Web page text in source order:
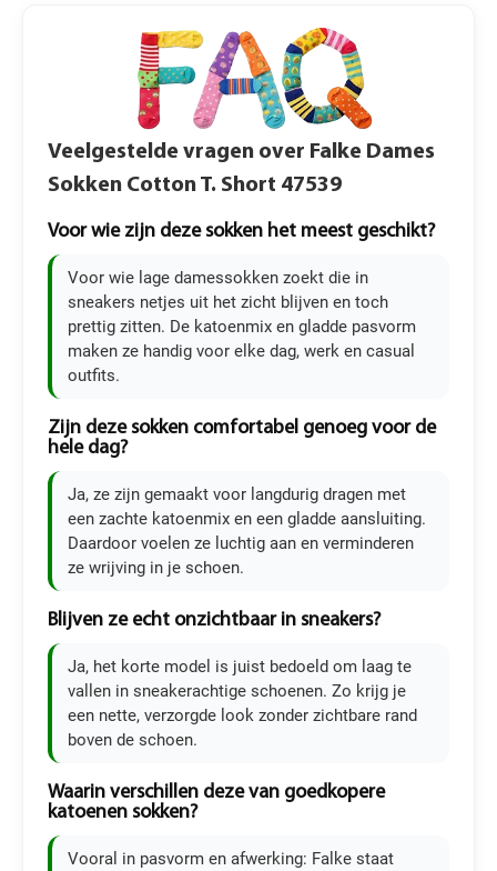
Veelgestelde vragen over Falke Dames
Sokken Cotton T. Short 47539
Voor wie zijn deze sokken het meest geschikt?
Voor wie lage damessokken zoekt die in
sneakers netjes uit het zicht blijven en toch
prettig zitten. De katoenmix en gladde pasvorm
maken ze handig voor elke dag, werk en casual
outfits.
Zijn deze sokken comfortabel genoeg voor de
hele dag?
Ja, ze zijn gemaakt voor langdurig dragen met
een zachte katoenmix en een gladde aansluiting.
Daardoor voelen ze luchtig aan en verminderen
ze wrijving in je schoen.
Blijven ze echt onzichtbaar in sneakers?
Ja, het korte model is juist bedoeld om laag te
vallen in sneakerachtige schoenen. Zo krijg je
een nette, verzorgde look zonder zichtbare rand
boven de schoen.
Waarin verschillen deze van goedkopere
katoenen sokken?
Vooral in pasvorm en afwerking: Falke staat